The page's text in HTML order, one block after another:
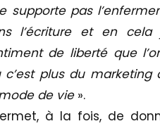
supporte pas
l’écriture et en cela
de liberté que
plus du marketing
de vie».
à la fois, de